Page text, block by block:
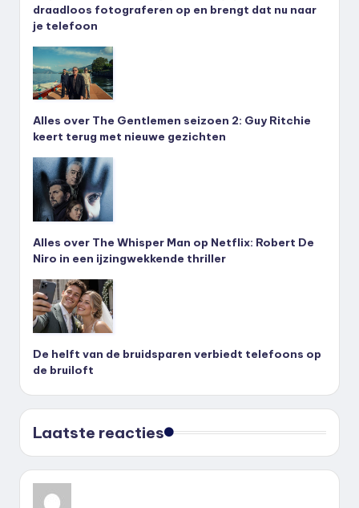
draadloos fotograferen op en brengt dat nu naar
je telefoon
Alles over The Gentlemen seizoen 2: Guy Ritchie
keert terug met nieuwe gezichten
Alles over The Whisper Man op Netflix: Robert De
Niro in een ijzingwekkende thriller
De helft van de bruidsparen verbiedt telefoons op
de bruiloft
Laatste reacties